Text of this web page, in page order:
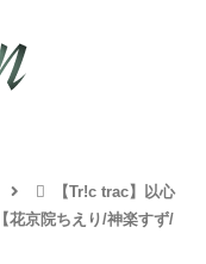
【Tr!c trac】以心
花京院ちえり/神楽すず/